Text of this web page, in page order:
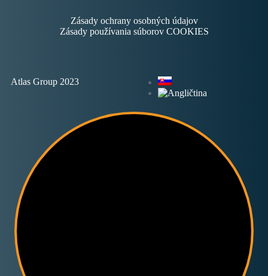
Zásady ochrany osobných údajov
Zásady používania súborov COOKIES
Atlas Group 2023